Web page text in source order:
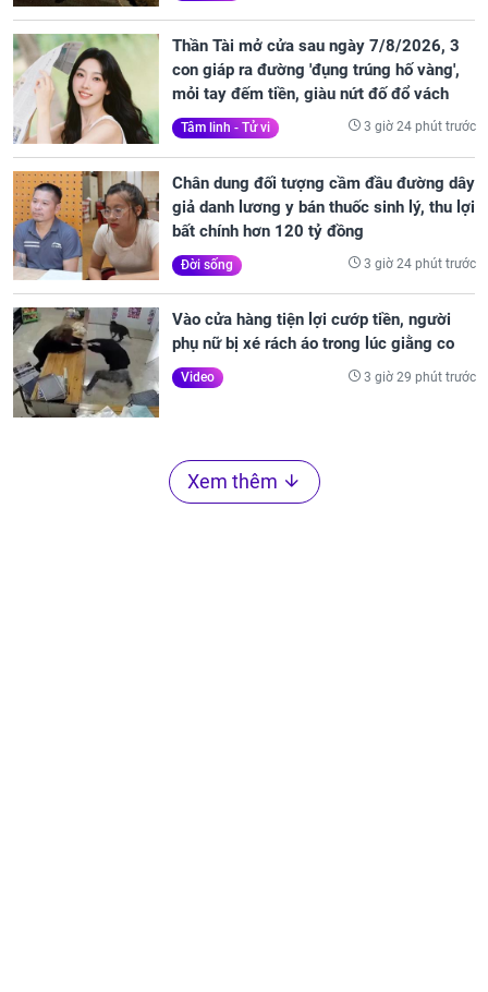
Thần Tài mở cửa sau ngày 7/8/2026, 3
con giáp ra đường 'đụng trúng hố vàng',
mỏi tay đếm tiền, giàu nứt đố đổ vách
Tâm linh - Tử vi 3 giờ 24 phút trước
Chân dung đối tượng cầm đầu đường dây
giả danh lương y bán thuốc sinh lý, thu lợi
bất chính hơn 120 tỷ đồng
Đời sống 3 giờ 24 phút trước
Vào cửa hàng tiện lợi cướp tiền, người
phụ nữ bị xé rách áo trong lúc giằng co
Video 3 giờ 29 phút trước
Xem thêm